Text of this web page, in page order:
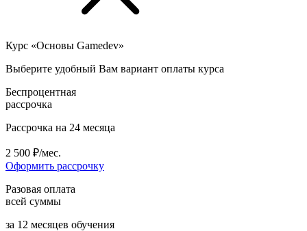
Курс «Основы Gamedev»
Выберите удобный Вам вариант оплаты курса
Беспроцентная
рассрочка
Рассрочка на 24 месяца
2 500 ₽/мес.
Оформить рассрочку
Разовая оплата
всей суммы
за 12 месяцев обучения